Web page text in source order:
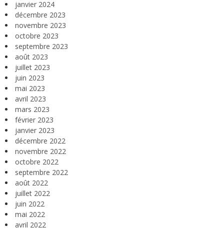
janvier 2024
décembre 2023
novembre 2023
octobre 2023
septembre 2023
août 2023
juillet 2023
juin 2023
mai 2023
avril 2023
mars 2023
février 2023
janvier 2023
décembre 2022
novembre 2022
octobre 2022
septembre 2022
août 2022
juillet 2022
juin 2022
mai 2022
avril 2022